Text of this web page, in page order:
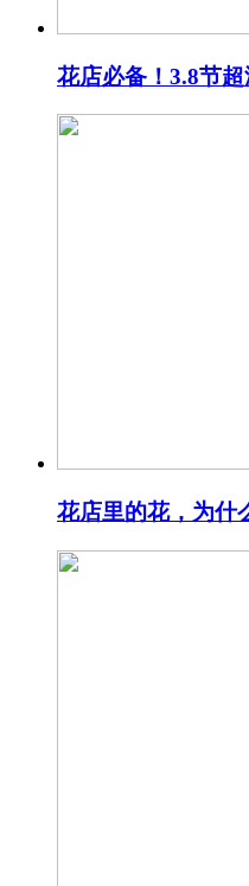
花店必备！3.8节
花店里的花，为什